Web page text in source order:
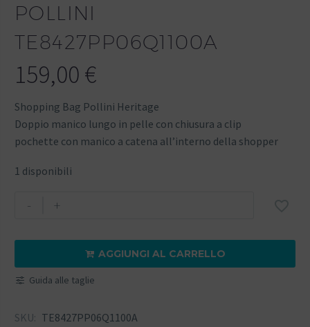
POLLINI
TE8427PP06Q1100A
159,00 €
Shopping Bag Pollini Heritage
Doppio manico lungo in pelle con chiusura a clip
pochette con manico a catena all’interno della shopper
1 disponibili
- +
 AGGIUNGI AL CARRELLO
Guida alle taglie
SKU: TE8427PP06Q1100A